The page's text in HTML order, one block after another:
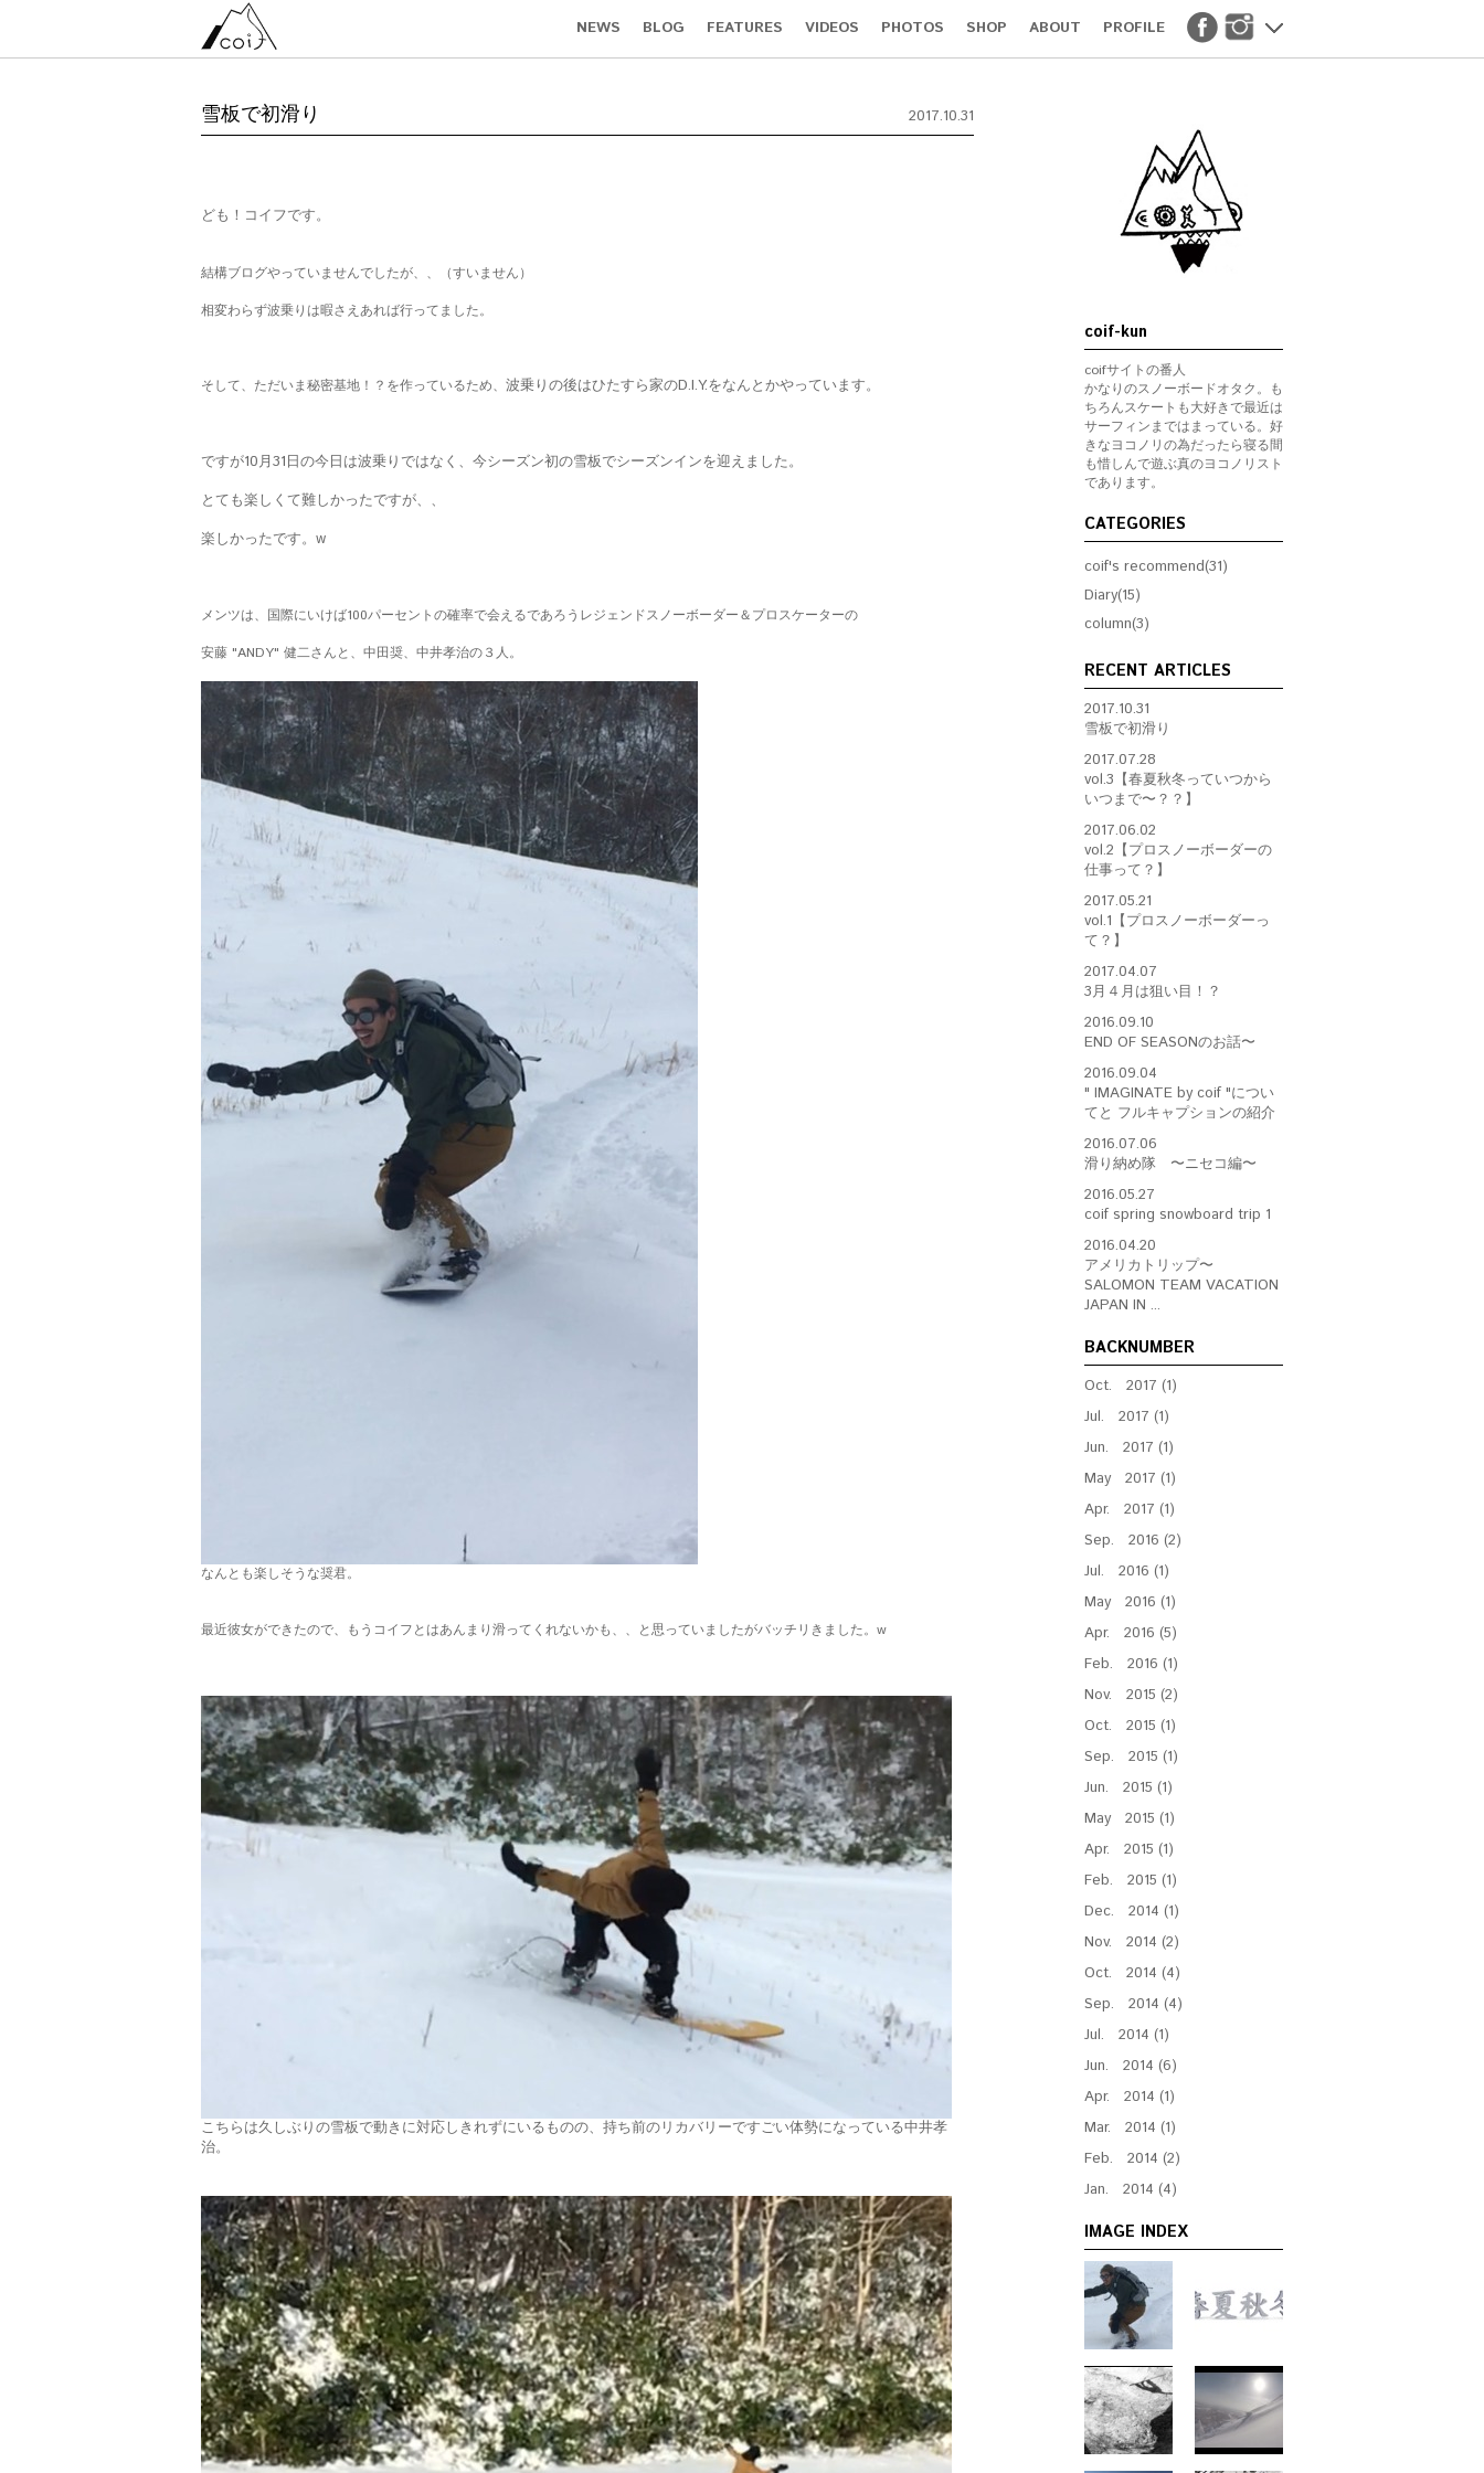
NEWS BLOG FEATURES VIDEOS PHOTOS SHOP ABOUT PROFILE
雪板で初滑り 2017.10.31
ども！コイフです。
結構ブログやっていませんでしたが、、（すいません）
相変わらず波乗りは暇さえあれば行ってました。
そして、ただいま秘密基地！？を作っているため、 波乗りの後はひたすら家のD.I.Y.をなんとかやっています。
ですが10月31日の今日は波乗りではなく、今シーズン初の雪板でシーズンインを迎えました。
とても楽しくて難しかったですが、、
楽しかったです。w
メンツは、国際にいけば100パーセントの確率で会えるであろうレジェンドスノーボーダー＆プロスケーターの
安藤 "ANDY" 健二さんと、中田奨、中井孝治の３人。
なんとも楽しそうな奨君。
最近彼女ができたので、もうコイフとはあんまり滑ってくれないかも、、と思っていましたがバッチリきました。w
こちらは久しぶりの雪板で動きに対応しきれずにいるものの、持ち前のリカバリーですごい体勢になっている中井孝
治。
coif-kun
coifサイトの番人
かなりのスノーボードオタク。も
ちろんスケートも大好きで最近は
サーフィンまではまっている。好
きなヨコノリの為だったら寝る間
も惜しんで遊ぶ真のヨコノリスト
であります。
CATEGORIES
coif's recommend(31)
Diary(15)
column(3)
RECENT ARTICLES
2017.10.31
雪板で初滑り
2017.07.28
vol.3【春夏秋冬っていつから
いつまで〜？？】
2017.06.02
vol.2【プロスノーボーダーの
仕事って？】
2017.05.21
vol.1【プロスノーボーダーっ
て？】
2017.04.07
3月４月は狙い目！？
2016.09.10
END OF SEASONのお話〜
2016.09.04
" IMAGINATE by coif "につい
てと フルキャプションの紹介
2016.07.06
滑り納め隊 〜ニセコ編〜
2016.05.27
coif spring snowboard trip 1
2016.04.20
アメリカトリップ〜
SALOMON TEAM VACATION
JAPAN IN ...
BACKNUMBER
Oct. 2017 (1)
Jul. 2017 (1)
Jun. 2017 (1)
May 2017 (1)
Apr. 2017 (1)
Sep. 2016 (2)
Jul. 2016 (1)
May 2016 (1)
Apr. 2016 (5)
Feb. 2016 (1)
Nov. 2015 (2)
Oct. 2015 (1)
Sep. 2015 (1)
Jun. 2015 (1)
May 2015 (1)
Apr. 2015 (1)
Feb. 2015 (1)
Dec. 2014 (1)
Nov. 2014 (2)
Oct. 2014 (4)
Sep. 2014 (4)
Jul. 2014 (1)
Jun. 2014 (6)
Apr. 2014 (1)
Mar. 2014 (1)
Feb. 2014 (2)
Jan. 2014 (4)
IMAGE INDEX